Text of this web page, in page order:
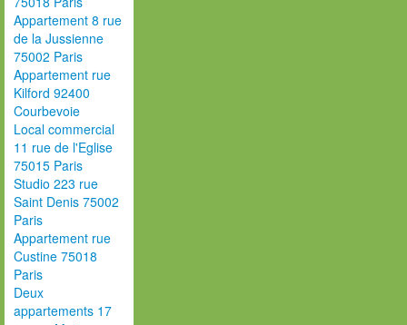
Appartement 8 rue
de la Jussienne
75002 Paris
Appartement rue
Kilford 92400
Courbevoie
Local commercial
11 rue de l'Eglise
75015 Paris
Studio 223 rue
Saint Denis 75002
Paris
Appartement rue
Custine 75018
Paris
Deux
appartements 17